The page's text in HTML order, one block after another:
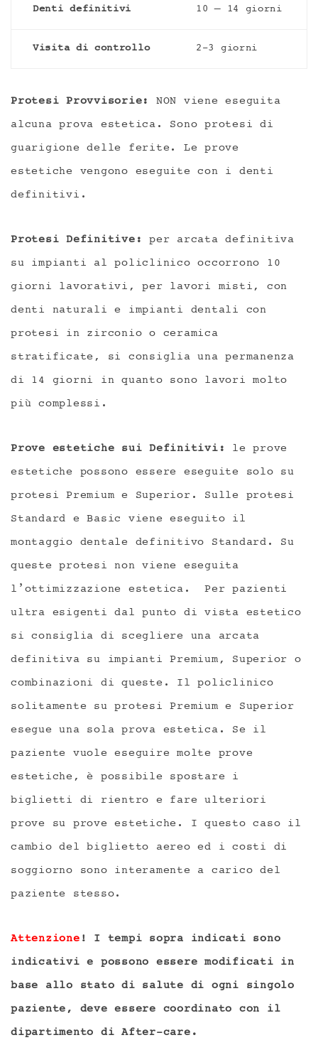
Denti definitivi 10 – 14 giorni
Visita di controllo 2-3 giorni
Protesi Provvisorie: NON viene eseguita
alcuna prova estetica. Sono protesi di
guarigione delle ferite. Le prove
estetiche vengono eseguite con i denti
definitivi.
Protesi Definitive: per arcata definitiva
su impianti al policlinico occorrono 10
giorni lavorativi, per lavori misti, con
denti naturali e impianti dentali con
protesi in zirconio o ceramica
stratificate, si consiglia una permanenza
di 14 giorni in quanto sono lavori molto
più complessi.
Prove estetiche sui Definitivi: le prove
estetiche possono essere eseguite solo su
protesi Premium e Superior. Sulle protesi
Standard e Basic viene eseguito il
montaggio dentale definitivo Standard. Su
queste protesi non viene eseguita
l’ottimizzazione estetica.
Per pazienti
ultra esigenti dal punto di vista estetico
si consiglia di scegliere una arcata
definitiva su impianti Premium, Superior o
combinazioni di queste. Il policlinico
solitamente su protesi Premium e Superior
esegue una sola prova estetica. Se il
paziente vuole eseguire molte prove
estetiche, è possibile spostare i
biglietti di rientro e fare ulteriori
prove su prove estetiche. I questo caso il
cambio del biglietto aereo ed i costi di
soggiorno sono interamente a carico del
paziente stesso.
Attenzione! I tempi sopra indicati sono
indicativi e possono essere modificati in
base allo stato di salute di ogni singolo
paziente, deve essere coordinato con il
dipartimento di After-care.